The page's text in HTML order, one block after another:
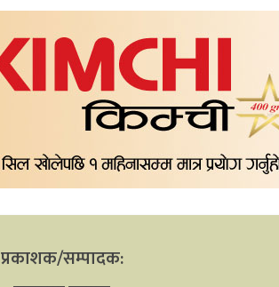
प्रकाशक/सम्पादक: